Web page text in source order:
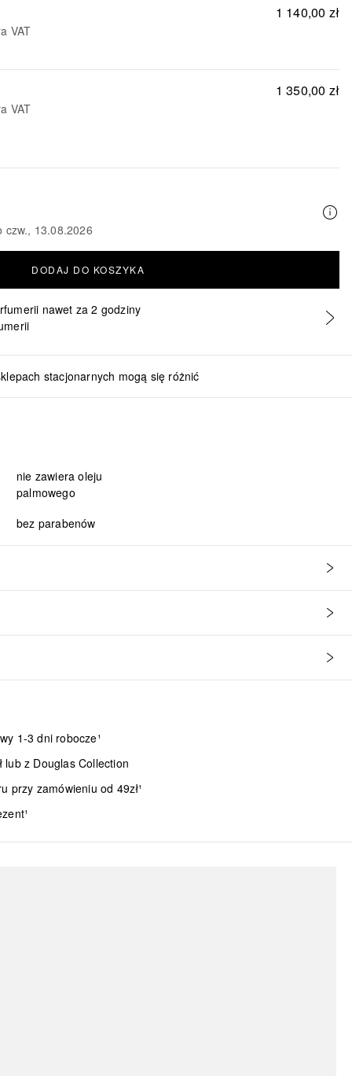
1 140,00 zł
VAT
1 350,00 zł
VAT
czw., 13.08.2026
DODAJ DO KOSZYKA
nawet za 2 godziny
stacjonarnych mogą się różnić
nie zawiera oleju
palmowego
bez parabenów
1-3 dni robocze¹
lub z Douglas Collection
przy zamówieniu od 49zł¹